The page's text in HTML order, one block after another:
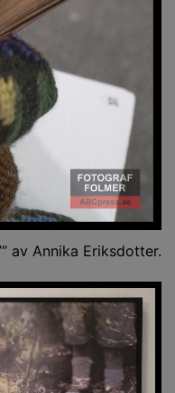
av Annika Eriksdotter.